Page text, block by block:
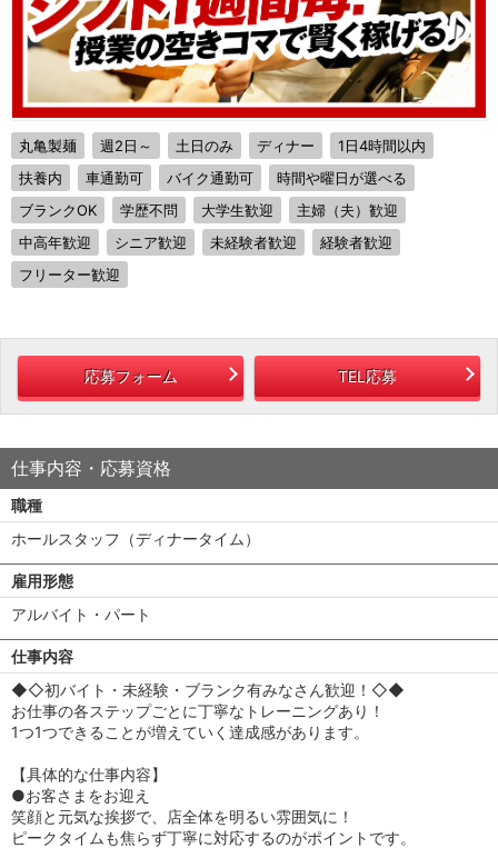
丸亀製麺 週2日～ 土日のみ ディナー
1日4時間以内
扶養内
車通勤可 バイク通勤可
時間や曜日が選べる
ブランクOK
学歴不問 大学生歓迎
主婦（夫）歓迎
中高年歓迎
シニア歓迎 未経験者歓迎
経験者歓迎
フリーター歓迎
応募フォーム TEL応募
仕事内容・応募資格
職種
ホールスタッフ（ディナータイム）
雇用形態
アルバイト・パート
仕事内容
◆◇初バイト・未経験・ブランク有みなさん歓迎！◇◆
お仕事の各ステップごとに丁寧なトレーニングあり！
1つ1つできることが増えていく達成感があります。
【具体的な仕事内容】
●お客さまをお迎え
笑顔と元気な挨拶で、店全体を明るい雰囲気に！
ピークタイムも焦らず丁寧に対応するのがポイントです。